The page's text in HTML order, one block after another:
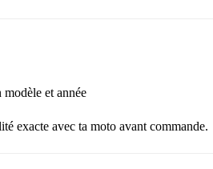
et année
exacte avec ta moto avant commande.